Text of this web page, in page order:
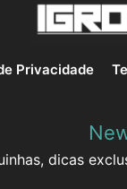
Privacidade
dicas